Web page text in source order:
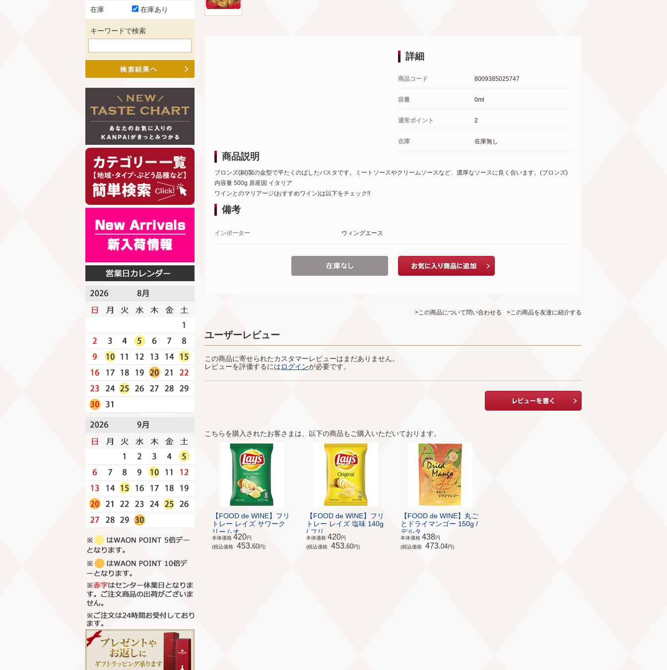
詳細
商品コード 8009385025747
容量 0ml
通常ポイント 2
在庫 在庫無し
商品説明
ブロンズ(銅)製の金型で平たくのばしたパスタです。ミートソースやクリームソースなど、濃厚なソースに良く合います。(ブロンズ)
内容量 500g 原産国 イタリア
ワインとのマリアージ(おすすめワイン)は以下をチェック!!
備考
インポーター ウィングエース
>この商品について問い合わせる >この商品を友達に紹介する
ユーザーレビュー
この商品に寄せられたカスタマーレビューはまだありません。
レビューを評価するにはログインが必要です。
こちらを購入されたお客さまは、以下の商品もご購入いただいております。
【FOOD de WINE】フリ
トレー レイズ サワーク
リームオ...
本体価格 420円
(税込価格
453.60円)
【FOOD de WINE】フリ
トレー レイズ 塩味 140g
/ フリ...
本体価格 420円
(税込価格
453.60円)
【FOOD de WINE】丸ご
とドライマンゴー 150g /
デルタ...
本体価格 438円
(税込価格
473.04円)
在庫 在庫あり
キーワードで検索